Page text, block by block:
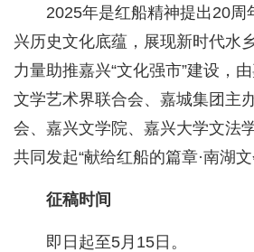
2025年是红船精神提出20周
兴历史文化底蕴，展现新时代水
力量助推嘉兴“文化强市”建设，
文学艺术界联合会、嘉城集团主
会、嘉兴文学院、嘉兴大学文法
共同发起“献给红船的篇章·南湖文
征稿时间
即日起至5月15日。